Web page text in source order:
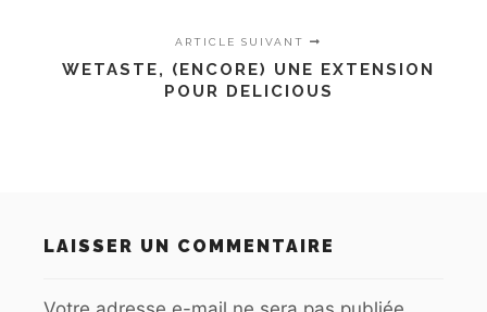
ARTICLE SUIVANT
WETASTE, (ENCORE) UNE EXTENSION
POUR DELICIOUS
LAISSER UN COMMENTAIRE